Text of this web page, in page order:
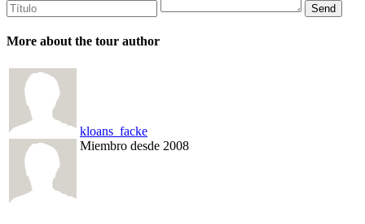
More about the tour author
kloans_facke
Miembro desde 2008